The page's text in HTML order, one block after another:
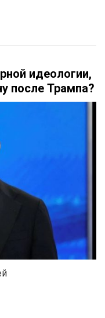
идеологии,
после Трампа?